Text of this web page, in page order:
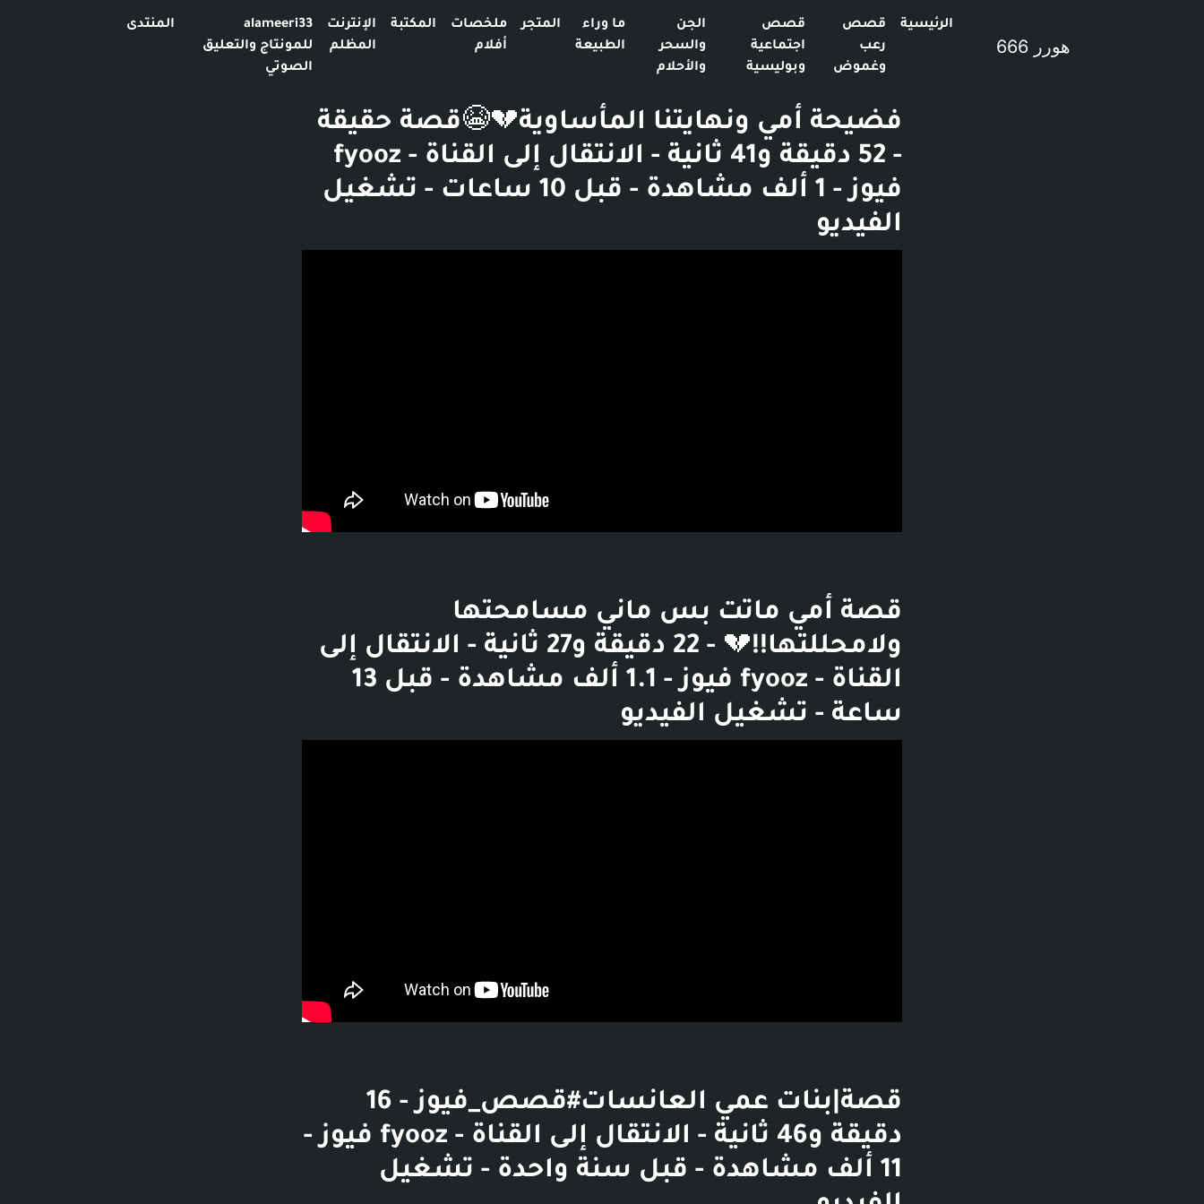
هورر 666
الرئيسية
قصص
رعب
وغموض
قصص
اجتماعية
وبوليسية
الجن
والسحر
والأحلام
ما وراء
الطبيعة
المتجر
ملخصات
أفلام
المكتبة
الإنترنت
المظلم
alameeri33
للمونتاج والتعليق
الصوتي
المنتدى
فضيحة أمي ونهايتنا المأساوية💔😭قصة حقيقة
- 52 دقيقة و41 ثانية - الانتقال إلى القناة - fyooz
فيوز - 1 ألف مشاهدة - قبل 10 ساعات - تشغيل
الفيديو
قصة أمي ماتت بس ماني مسامحتها
ولامحللتها!!💔 - 22 دقيقة و27 ثانية - الانتقال إلى
القناة - fyooz فيوز - 1.1 ألف مشاهدة - قبل 13
ساعة - تشغيل الفيديو
قصة|بنات عمي العانسات#قصص_فيوز - 16
دقيقة و46 ثانية - الانتقال إلى القناة - fyooz فيوز -
11 ألف مشاهدة - قبل سنة واحدة - تشغيل